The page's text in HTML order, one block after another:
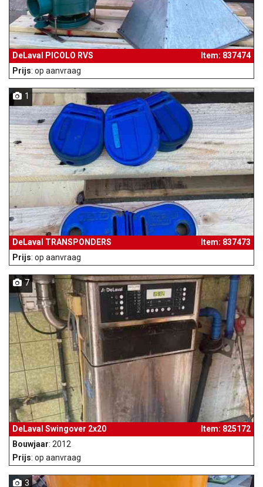
DeLaval PICOLO RVS
Item: 837474
Prijs: op aanvraag
1
DeLaval TRANSPONDERS
Item: 837473
Prijs: op aanvraag
7
DeLaval Swingover 2x20
Item: 825172
Bouwjaar: 2012
Prijs: op aanvraag
3